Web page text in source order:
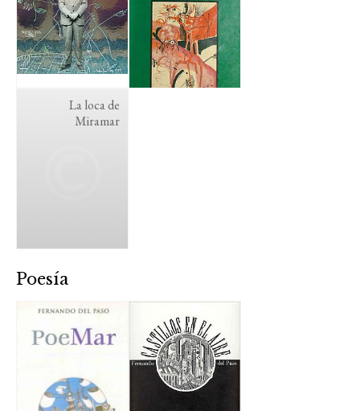
La loca de
Miramar
Poesía